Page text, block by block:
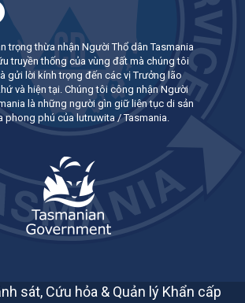
trọng thừa nhận Người Thổ dân Tasmania
truyền thống của vùng đất mà chúng tôi
gửi lời kính trọng đến các vị Trưởng lão
và hiện tại. Chúng tôi công nhận Người
là những người gìn giữ liên tục di sản
phong phú của lutruwita / Tasmania.
sát, Cứu hỏa & Quản lý Khẩn cấp